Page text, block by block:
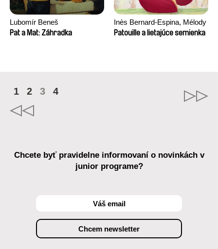
Lubomír Beneš
Pat a Mat: Záhradka
Inès Bernard-Espina, Mélody
Boulissière, Clémentine
Patouille a lietajúce semienka
1 2 3 4
Chcete byť pravidelne informovaní o novinkách v
junior programe?